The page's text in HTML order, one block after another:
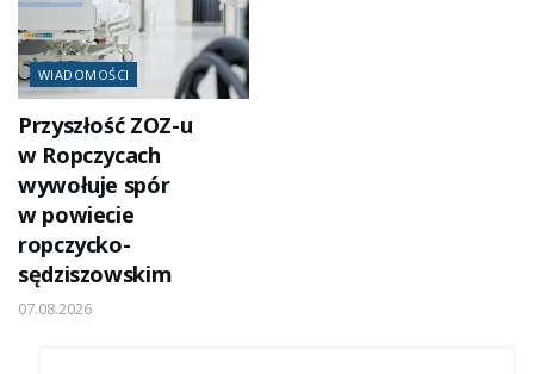
WIADOMOŚCI
Przyszłość ZOZ-u
w Ropczycach
wywołuje spór
w powiecie
ropczycko-
sędziszowskim
07.08.2026